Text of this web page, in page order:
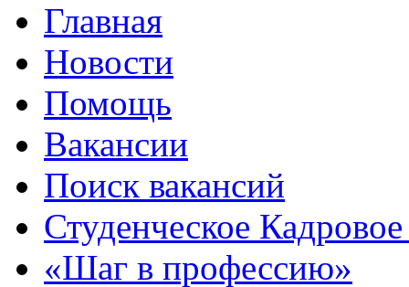
Главная
Новости
Помощь
Вакансии
Поиск вакансий
Студенческое Кадровое
«Шаг в профессию»